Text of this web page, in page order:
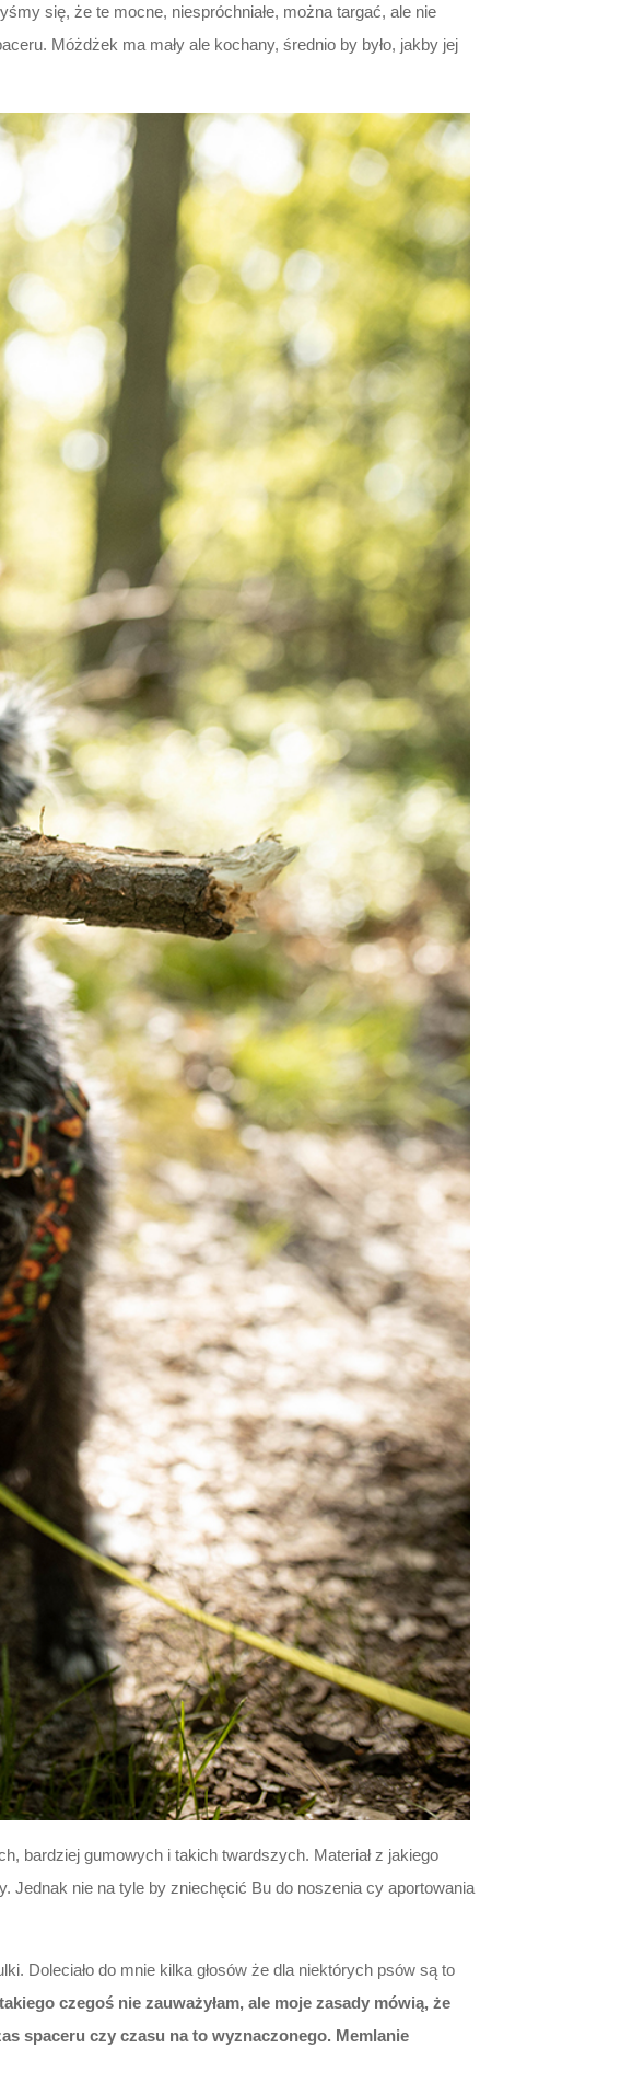
się, że te mocne, niespróchniałe, można targać, ale nie
Móżdżek ma mały ale kochany, średnio by było, jakby jej
bardziej gumowych i takich twardszych. Materiał z jakiego
Jednak nie na tyle by zniechęcić Bu do noszenia cy aportowania
Doleciało do mnie kilka głosów że dla niektórych psów są to
czegoś nie zauważyłam, ale moje zasady mówią, że
spaceru czy czasu na to wyznaczonego. Memlanie